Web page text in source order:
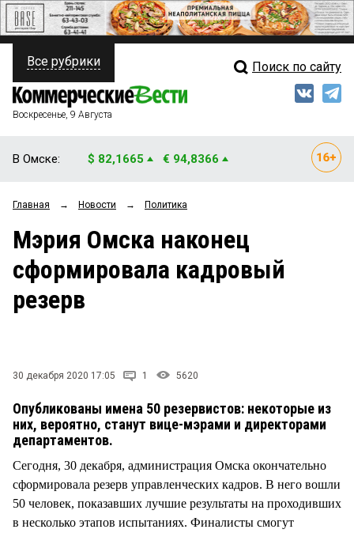
ПОЛИТИКА
ФИНАНСЫ
ОБЩЕСТВО
ЗАКОН
НОВОСТИ КОМПАНИЙ
Свежий выпуск
Рейтинги
Блоги
Все рубрики Поиск по сайту
Воскресенье, 9 Августа
В Омске: $ 82,1665 € 94,8366
Главная → Новости → Политика
Мэрия Омска наконец
сформировала кадровый
резерв
30 декабря 2020 17:05 1 5620
Опубликованы имена 50 резервистов: некоторые из
них, вероятно, станут вице-мэрами и директорами
департаментов.
Сегодня, 30 декабря, администрация Омска окончательно
сформировала резерв управленческих кадров. В него вошли
50 человек, показавших лучшие результаты на проходивших
в несколько этапов испытаниях. Финалисты смогут